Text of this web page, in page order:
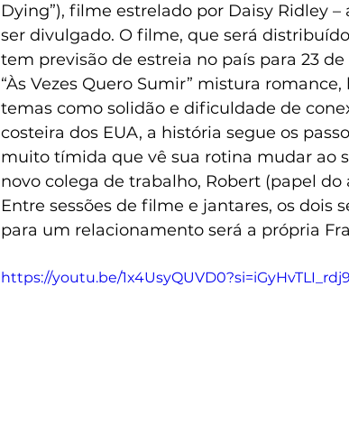
Dying”), filme estrelado por Daisy Ridley –
ser divulgado. O filme, que será
tem previsão de estreia no país para 23 de
“Às Vezes Quero Sumir” mistura
temas como solidão e dificuldade de
costeira dos EUA, a história segue os
muito tímida que vê sua rotina mudar ao
novo colega de trabalho, Robert (papel
Entre sessões de filme e jantares, os dois
para um relacionamento será a própria
https://youtu.be/